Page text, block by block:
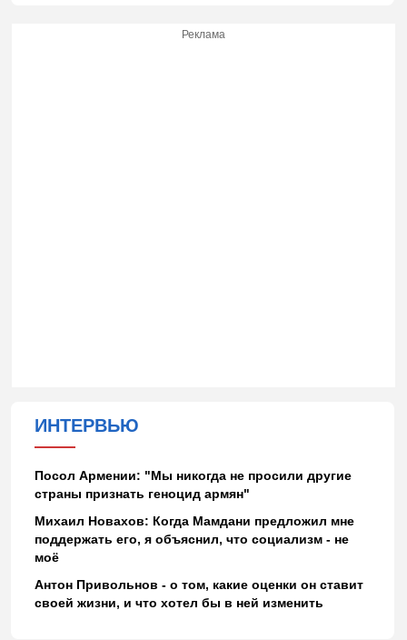
Реклама
ИНТЕРВЬЮ
Посол Армении: "Мы никогда не просили другие
страны признать геноцид армян"
Михаил Новахов: Когда Мамдани предложил мне
поддержать его, я объяснил, что социализм - не
моё
Антон Привольнов - о том, какие оценки он ставит
своей жизни, и что хотел бы в ней изменить